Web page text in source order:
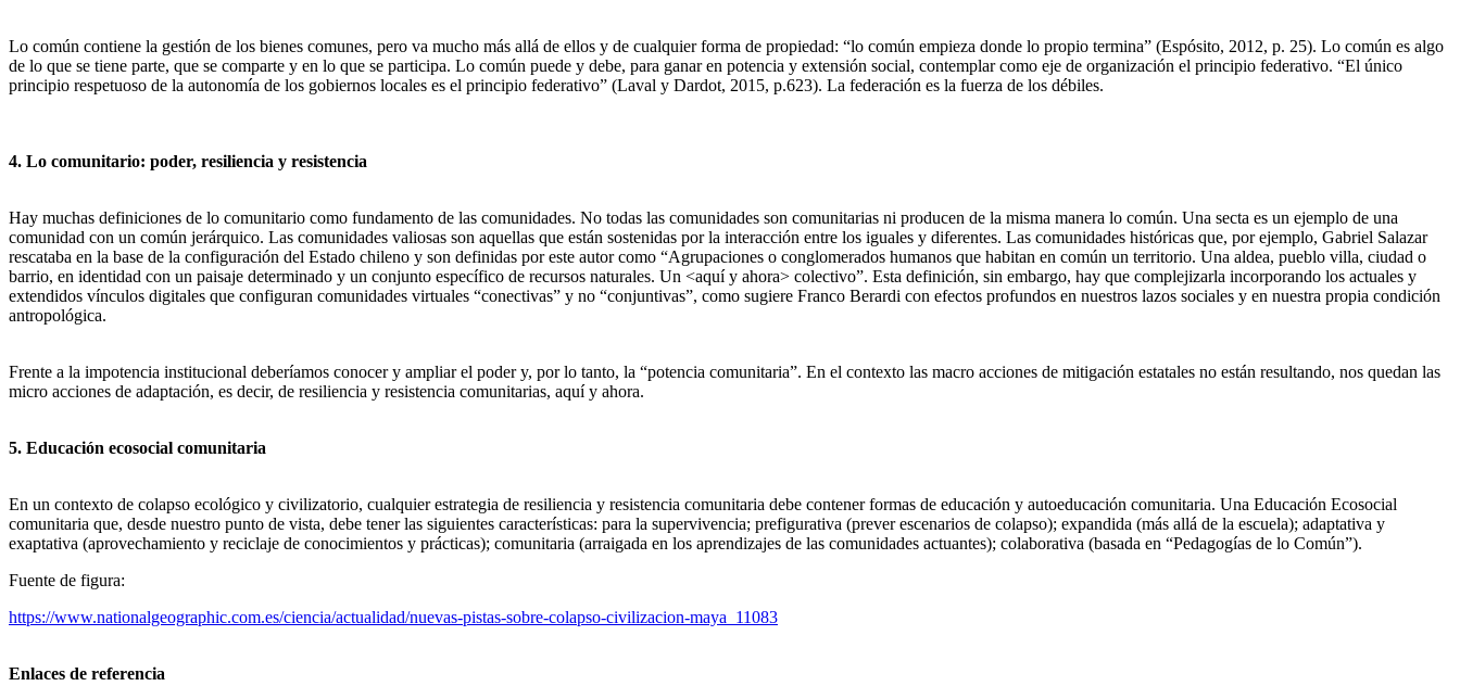
Lo común contiene la gestión de los bienes comunes, pero va mucho más allá de ellos y de cualquier forma de propiedad: “lo común empieza donde lo propio termina” (Espósito, 2012, p. 25). Lo común es algo
de lo que se tiene parte, que se comparte y en lo que se participa. Lo común puede y debe, para ganar en potencia y extensión social, contemplar como eje de organización el principio federativo. “El único
principio respetuoso de la autonomía de los gobiernos locales es el principio federativo” (Laval y Dardot, 2015, p.623). La federación es la fuerza de los débiles.
4. Lo comunitario: poder, resiliencia y resistencia
Hay muchas definiciones de lo comunitario como fundamento de las comunidades. No todas las comunidades son comunitarias ni producen de la misma manera lo común. Una secta es un ejemplo de una
comunidad con un común jerárquico. Las comunidades valiosas son aquellas que están sostenidas por la interacción entre los iguales y diferentes. Las comunidades históricas que, por ejemplo, Gabriel Salazar
rescataba en la base de la configuración del Estado chileno y son definidas por este autor como “Agrupaciones o conglomerados humanos que habitan en común un territorio. Una aldea, pueblo villa, ciudad o
barrio, en identidad con un paisaje determinado y un conjunto específico de recursos naturales. Un <aquí y ahora> colectivo”. Esta definición, sin embargo, hay que complejizarla incorporando los actuales y
extendidos vínculos digitales que configuran comunidades virtuales “conectivas” y no “conjuntivas”, como sugiere Franco Berardi con efectos profundos en nuestros lazos sociales y en nuestra propia condición
antropológica.
Frente a la impotencia institucional deberíamos conocer y ampliar el poder y, por lo tanto, la “potencia comunitaria”. En el contexto las macro acciones de mitigación estatales no están resultando, nos quedan las
micro acciones de adaptación, es decir, de resiliencia y resistencia comunitarias, aquí y ahora.
5. Educación ecosocial comunitaria
En un contexto de colapso ecológico y civilizatorio, cualquier estrategia de resiliencia y resistencia comunitaria debe contener formas de educación y autoeducación comunitaria. Una Educación Ecosocial
comunitaria que, desde nuestro punto de vista, debe tener las siguientes características: para la supervivencia; prefigurativa (prever escenarios de colapso); expandida (más allá de la escuela); adaptativa y
exaptativa (aprovechamiento y reciclaje de conocimientos y prácticas); comunitaria (arraigada en los aprendizajes de las comunidades actuantes); colaborativa (basada en “Pedagogías de lo Común”).
Fuente de figura:
https://www.nationalgeographic.com.es/ciencia/actualidad/nuevas-pistas-sobre-colapso-civilizacion-maya_11083
Enlaces de referencia